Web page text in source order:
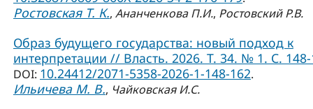
Ростовская Т. К., Ананченкова П.И., Ростовский Р.В.
Образ будущего государства: новый подход к
интерпретации // Власть. 2026. Т. 34. № 1. С.
DOI: 10.24412/2071-5358-2026-1-148-162.
Ильичева М. В., Чайковская И.С.